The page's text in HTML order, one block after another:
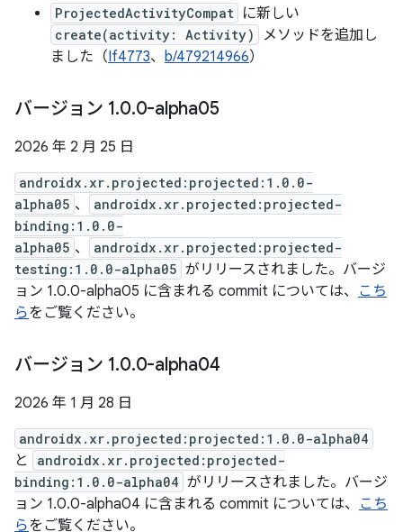
ProjectedActivityCompat に新しい
create(activity: Activity)
メソッドを追加し
ました（If4773、 b/479214966）
バージョン 1.0.0-alpha05
2026 年 2 月 25 日
androidx.xr.projected:projected:1.0.0-
alpha05 、
androidx.xr.projected:projected-
binding:1.0.0-
alpha05 、
androidx.xr.projected:projected-
testing:1.0.0-alpha05 がリリースされました。バージ
ョン 1.0.0-alpha05 に含まれる commit については、 こち
らをご覧ください。
バージョン 1.0.0-alpha04
2026 年 1 月 28 日
androidx.xr.projected:projected:1.0.0-alpha04
と
androidx.xr.projected:projected-
binding:1.0.0-alpha04 がリリースされました。バージ
ョン 1.0.0-alpha04 に含まれる commit については、 こち
らをご覧ください。